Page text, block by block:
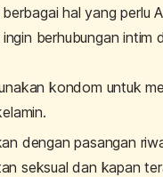
hal yang perlu
berhubungan intim
kondom untuk
dengan pasangan
seksual dan kapan